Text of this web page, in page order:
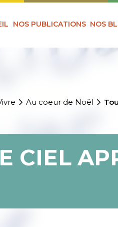
NOS PUBLICATIONS NOS
Au coeur de Noël
CIEL